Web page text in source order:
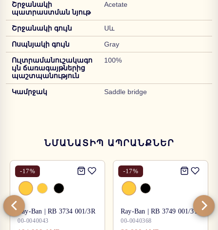
Շրջանակի
պատրաստման նյութ
Acetate
Շրջանակի գույն Սև
Ոսպնյակի գույն Gray
Ուլտրամանուշակագո
ւյն ճառագայթներից
պաշտպանություն
100%
Կամրջակ Saddle bridge
ՆՄԱՆԱՏԻՊ ԱՊՐԱՆՔՆԵՐ
-17%
Ray-Ban | RB 3734 001/3R
00-0040043
-17%
Ray-Ban | RB 3749 001/31
00-0040368